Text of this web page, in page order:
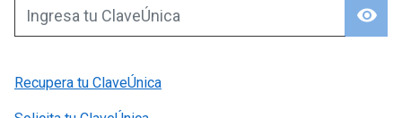
visibility
Ingresa tu ClaveÚnica
Recupera tu ClaveÚnica